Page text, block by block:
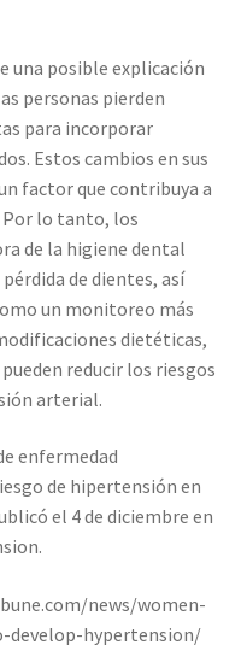
una posible explicación
personas pierden
para incorporar
Estos cambios en sus
factor que contribuya a
lo tanto, los
de la higiene dental
de dientes, así
un monitoreo más
dietéticas,
reducir los riesgos
arterial.
enfermedad
de hipertensión en
el 4 de diciembre en
news/women-
hypertension/